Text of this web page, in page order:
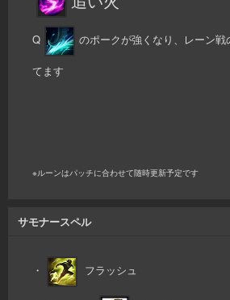
Q のポークが強くなり、レーン
てます
※ルーンはパッチに合わせて随時更新予定です
サモナースペル
・ フラッシュ